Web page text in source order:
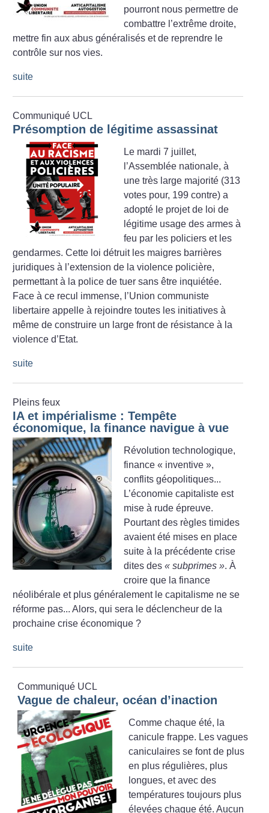
pourront nous permettre de
combattre l’extrême droite,
mettre fin aux abus généralisés et de reprendre le
contrôle sur nos vies.
suite
Communiqué UCL
Présomption de légitime assassinat
Le mardi 7 juillet,
l’Assemblée nationale, à
une très large majorité (313
votes pour, 199 contre) a
adopté le projet de loi de
légitime usage des armes à
feu par les policiers et les
gendarmes. Cette loi détruit les maigres barrières
juridiques à l’extension de la violence policière,
permettant à la police de tuer sans être inquiétée.
Face à ce recul immense, l’Union communiste
libertaire appelle à rejoindre toutes les initiatives à
même de construire un large front de résistance à la
violence d’Etat.
suite
Pleins feux
IA et impérialisme : Tempête
économique, la finance navigue à vue
Révolution technologique,
finance « inventive »,
conflits géopolitiques...
L’économie capitaliste est
mise à rude épreuve.
Pourtant des règles timides
avaient été mises en place
suite à la précédente crise
dites des« subprimes ». À
croire que la finance
néolibérale et plus généralement le capitalisme ne se
réforme pas... Alors, qui sera le déclencheur de la
prochaine crise économique ?
suite
Communiqué UCL
Vague de chaleur, océan d’inaction
Comme chaque été, la
canicule frappe. Les vagues
caniculaires se font de plus
en plus régulières, plus
longues, et avec des
températures toujours plus
élevées chaque été. Aucun